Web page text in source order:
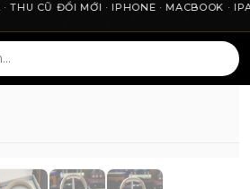
— chợ công nghệ uy tín tại
CŨ ĐỔI MỚI · IPHONE · MACBOOK · IPAD